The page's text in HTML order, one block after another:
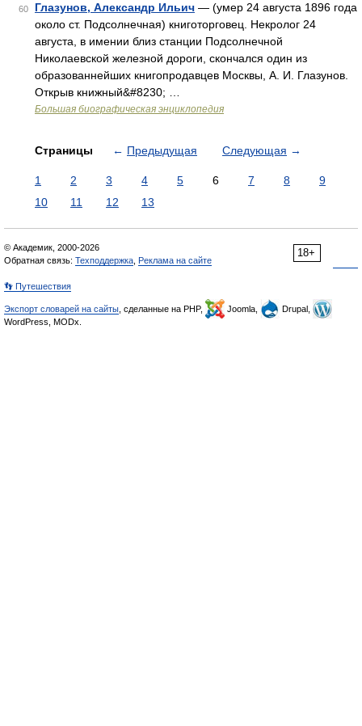
60 Глазунов, Александр Ильич — (умер 24 августа 1896 года
около ст. Подсолнечная) книготорговец. Некролог 24
августа, в имении близ станции Подсолнечной
Николаевской железной дороги, скончался один из
образованнейших книгопродавцев Москвы, А. И. Глазунов.
Открыв книжный&#8230; …
Большая биографическая энциклопедия
Страницы ← Предыдущая Следующая →
1 2 3 4 5 6 7 8
9
10
11 12 13
18+
© Академик, 2000-2026
Обратная связь: Техподдержка Реклама на сайте
👣 Путешествия
Экспорт словарей на сайты , сделанные на PHP, Joomla,
Drupal,
WordPress, MODx.